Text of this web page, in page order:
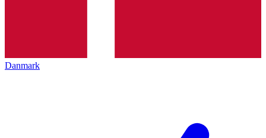
Danmark